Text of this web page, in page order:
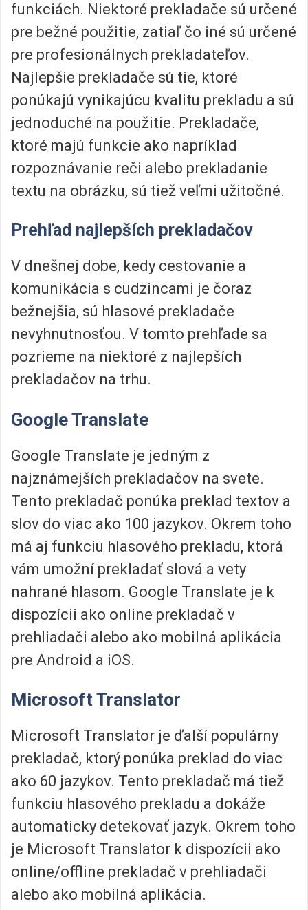
funkciách. Niektoré prekladače sú určené
pre bežné použitie, zatiaľ čo iné sú určené
pre profesionálnych prekladateľov.
Najlepšie prekladače sú tie, ktoré
ponúkajú vynikajúcu kvalitu prekladu a sú
jednoduché na použitie. Prekladače,
ktoré majú funkcie ako napríklad
rozpoznávanie reči alebo prekladanie
textu na obrázku, sú tiež veľmi užitočné.
Prehľad najlepších prekladačov
V dnešnej dobe, kedy cestovanie a
komunikácia s cudzincami je čoraz
bežnejšia, sú hlasové prekladače
nevyhnutnosťou. V tomto prehľade sa
pozrieme na niektoré z najlepších
prekladačov na trhu.
Google Translate
Google Translate je jedným z
najznámejších prekladačov na svete.
Tento prekladač ponúka preklad textov a
slov do viac ako 100 jazykov. Okrem toho
má aj funkciu hlasového prekladu, ktorá
vám umožní prekladať slová a vety
nahrané hlasom. Google Translate je k
dispozícii ako online prekladač v
prehliadači alebo ako mobilná aplikácia
pre Android a iOS.
Microsoft Translator
Microsoft Translator je ďalší populárny
prekladač, ktorý ponúka preklad do viac
ako 60 jazykov. Tento prekladač má tiež
funkciu hlasového prekladu a dokáže
automaticky detekovať jazyk. Okrem toho
je Microsoft Translator k dispozícii ako
online/offline prekladač v prehliadači
alebo ako mobilná aplikácia.